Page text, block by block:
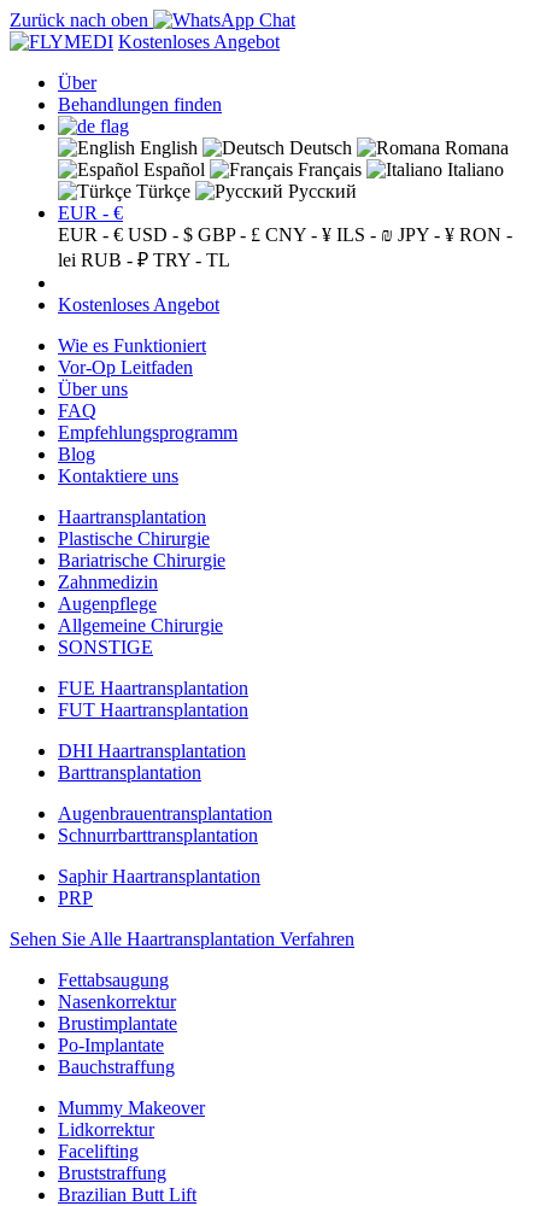
Zurück nach oben
Kostenloses Angebot
Über
Behandlungen finden
English Deutsch
Romana
Español
Français
Italiano
Türkçe
Русский
EUR - €
EUR - € USD - $ GBP - £ CNY - ¥ ILS - ₪ JPY - ¥ RON -
lei RUB - ₽ TRY - TL
Kostenloses Angebot
Wie es Funktioniert
Vor-Op Leitfaden
Über uns
FAQ
Empfehlungsprogramm
Blog
Kontaktiere uns
Haartransplantation
Plastische Chirurgie
Bariatrische Chirurgie
Zahnmedizin
Augenpflege
Allgemeine Chirurgie
SONSTIGE
FUE Haartransplantation
FUT Haartransplantation
DHI Haartransplantation
Barttransplantation
Augenbrauentransplantation
Schnurrbarttransplantation
Saphir Haartransplantation
PRP
Sehen Sie Alle Haartransplantation Verfahren
Fettabsaugung
Nasenkorrektur
Brustimplantate
Po-Implantate
Bauchstraffung
Mummy Makeover
Lidkorrektur
Facelifting
Bruststraffung
Brazilian Butt Lift